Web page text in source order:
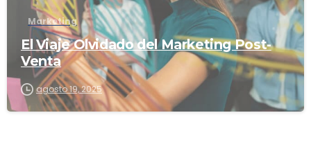
Marketing
El Viaje Olvidado del Marketing Post-
Venta
agosto 19, 2025